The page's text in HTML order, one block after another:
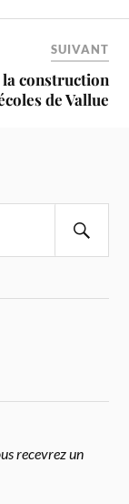
SUIVANT
la construction
de Vallue
recevrez un